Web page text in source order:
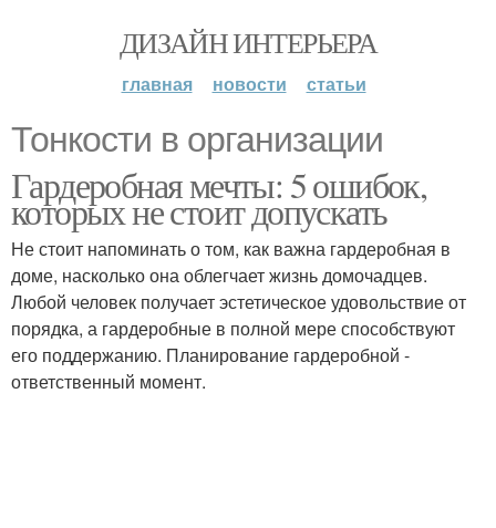
ДИЗАЙН ИНТЕРЬЕРА
главная новости статьи
Тонкости в организации
Гардеробная мечты: 5 ошибок,
которых не стоит допускать
Не стоит напоминать о том, как важна гардеробная в
доме, насколько она облегчает жизнь домочадцев.
Любой человек получает эстетическое удовольствие от
порядка, а гардеробные в полной мере способствуют
его поддержанию. Планирование гардеробной -
ответственный момент.